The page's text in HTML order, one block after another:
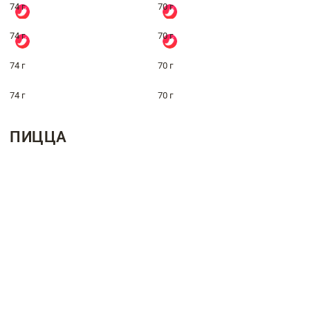
74 г 70 г
74 г 70 г
74 г 70 г
74 г 70 г
ПИЦЦА